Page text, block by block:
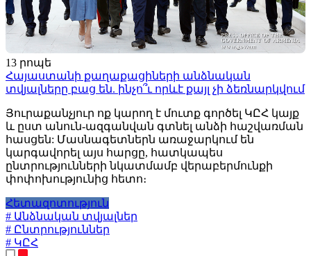
13 րոպե
Հայաստանի քաղաքացիների անձնական
տվյալները բաց են. ինչո՞ւ որևէ քայլ չի ձեռնարկվում
Յուրաքանչյուր ոք կարող է մուտք գործել ԿԸՀ կայք
և ըստ անուն-ազգանվան գտնել անձի հաշվառման
հասցեն: Մասնագետներն առաջարկում են
կարգավորել այս հարցը, հատկապես
ընտրությունների նկատմամբ վերաբերմունքի
փոփոխությունից հետո։
Հետազոտություն
# Անձնական տվյալներ
# Ընտրություններ
# ԿԸՀ